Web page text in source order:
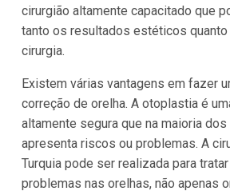
cirurgião altamente capacitado que
tanto os resultados estéticos
cirurgia.
Existem várias vantagens em fazer
correção de orelha. A otoplastia é
altamente segura que na maioria
apresenta riscos ou problemas. A
Turquia pode ser realizada para
problemas nas orelhas, não apenas